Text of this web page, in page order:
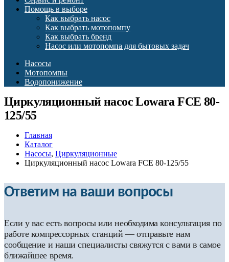
Помощь в выборе
Как выбрать насос
Как выбрать мотопомпу
Как выбрать бренд
Насос или мотопомпа для бытовых задач
Насосы
Мотопомпы
Водопонижение
Циркуляционный насос Lowara FCE 80-
125/55
Главная
Каталог
Насосы, Циркуляционные
Циркуляционный насос Lowara FCE 80-125/55
Ответим на ваши вопросы
Если у вас есть вопросы или необходима консультация по
работе компрессорных станций — отправьте нам
сообщение и наши специалисты свяжутся с вами в самое
ближайшее время.